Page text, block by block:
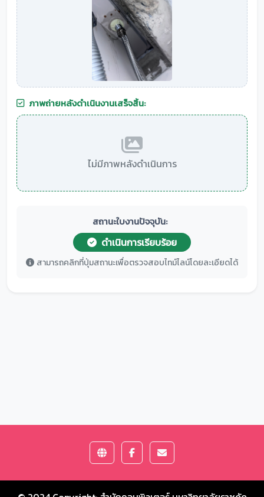
ภาพถ่ายหลังดำเนินงานเสร็จสิ้น:
ไม่มีภาพหลังดำเนินการ
สถานะใบงานปัจจุบัน:
ดำเนินการเรียบร้อย
สามารถคลิกที่ปุ่มสถานะเพื่อตรวจสอบไทม์ไลน์โดยละเอียดได้